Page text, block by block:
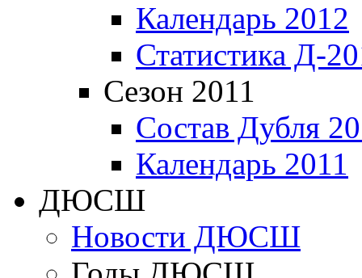
Календарь 2012
Статистика Д-
Сезон 2011
Состав Дубля
Календарь 2011
ДЮСШ
Новости ДЮСШ